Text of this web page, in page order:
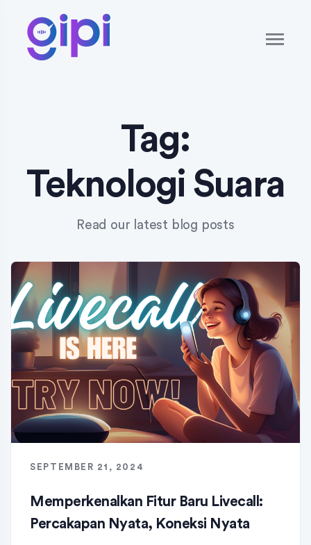
Tag:
Teknologi Suara
Read our latest blog posts
SEPTEMBER 21, 2024
Memperkenalkan Fitur Baru Livecall:
Percakapan Nyata, Koneksi Nyata